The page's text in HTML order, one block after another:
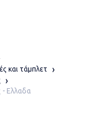
και τάμπλετ
- Ελλαδα